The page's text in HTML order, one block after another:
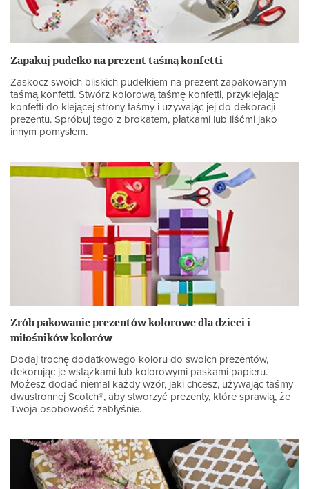
Zapakuj pudełko na prezent taśmą konfetti
Zaskocz swoich bliskich pudełkiem na prezent zapakowanym
taśmą konfetti. Stwórz kolorową taśmę konfetti, przyklejając
konfetti do klejącej strony taśmy i używając jej do dekoracji
prezentu. Spróbuj tego z brokatem, płatkami lub liśćmi jako
innym pomysłem.
Zrób pakowanie prezentów kolorowe dla dzieci i
miłośników kolorów
Dodaj trochę dodatkowego koloru do swoich prezentów,
dekorując je wstążkami lub kolorowymi paskami papieru.
Możesz dodać niemal każdy wzór, jaki chcesz, używając taśmy
dwustronnej Scotch®, aby stworzyć prezenty, które sprawią, że
Twoja osobowość zabłyśnie.